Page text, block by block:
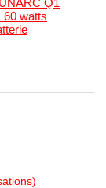
60 watts